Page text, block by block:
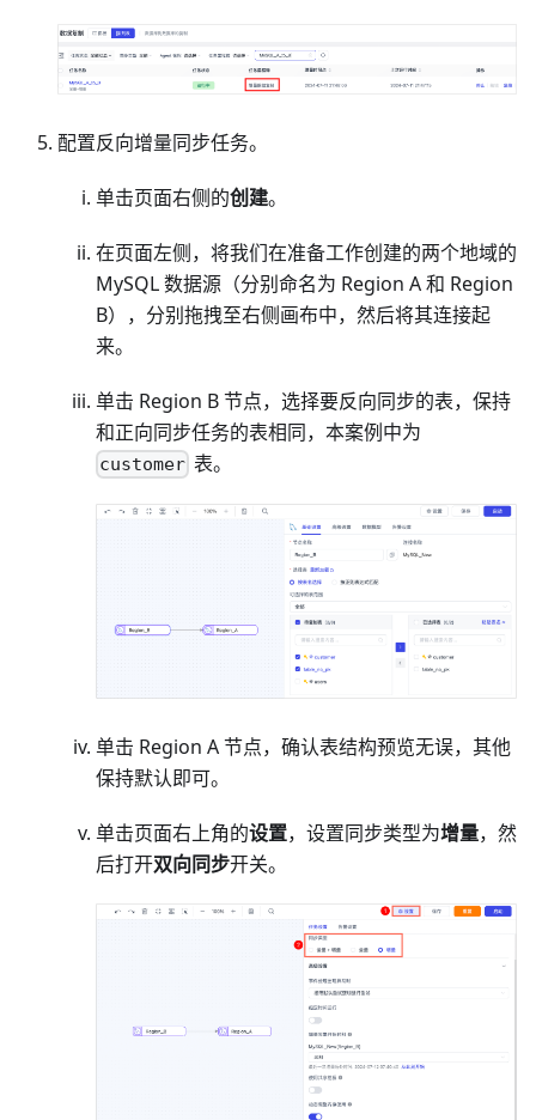
配置反向增量同步任务。
单击页面右侧的创建。
在页面左侧，将我们在准备工作创建的两个地域的
MySQL 数据源（分别命名为 Region A 和 Region
B），分别拖拽至右侧画布中，然后将其连接起
来。
单击 Region B 节点，选择要反向同步的表，保持
和正向同步任务的表相同，本案例中为
customer 表。
单击 Region A 节点，确认表结构预览无误，其他
保持默认即可。
单击页面右上角的设置，设置同步类型为增量，然
后打开双向同步开关。